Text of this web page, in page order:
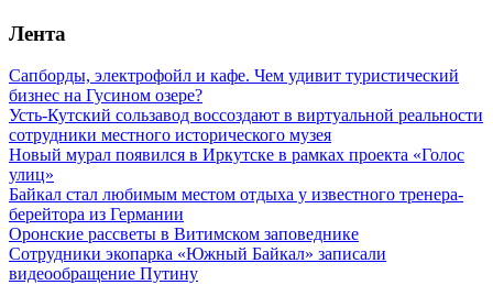
Лента
Сапборды, электрофойл и кафе. Чем удивит туристический
бизнес на Гусином озере?
Усть-Кутский сользавод воссоздают в виртуальной реальности
сотрудники местного исторического музея
Новый мурал появился в Иркутске в рамках проекта «Голос
улиц»
Байкал стал любимым местом отдыха у известного тренера-
берейтора из Германии
Оронские рассветы в Витимском заповеднике
Сотрудники экопарка «Южный Байкал» записали
видеообращение Путину